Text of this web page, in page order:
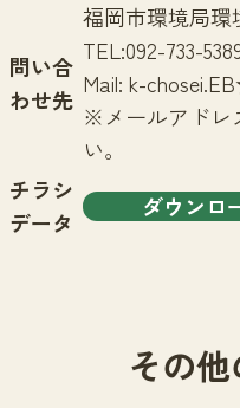
問い合
わせ先
福岡市環境局環
TEL:092-733-
Mail: k-
※メールアドレ
い。
チラシ
データ
ダウンロ
その